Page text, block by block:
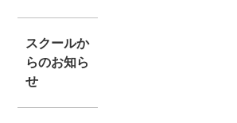
スクールか
らのお知ら
せ